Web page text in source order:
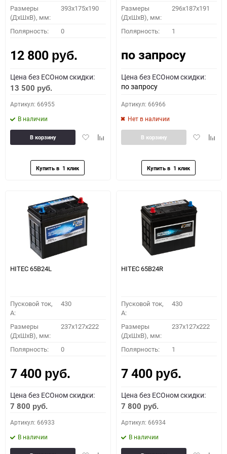
Размеры
(ДхШхВ), мм:
393x175x190
Полярность: 0
12 800 руб.
Цена без ECOном скидки:
13 500 руб.
Артикул: 66955
В наличии
ДобавитьДобавить
В корзину
Размеры
(ДхШхВ), мм:
296х187х191
Полярность: 1
по запросу
Цена без ECOном скидки:
по запросу
Артикул: 66966
Нет в наличии
Добавить
В корзину
HITEC 65B24L
Пусковой ток,
A:
430
Размеры
(ДхШхВ), мм:
237x127x222
Полярность: 0
7 400 руб.
Цена без ECOном скидки:
7 800 руб.
Артикул: 66933
В наличии
HITEC 65B24R
Пусковой ток,
A:
430
Размеры
(ДхШхВ), мм:
237x127x222
Полярность: 1
7 400 руб.
Цена без ECOном скидки:
7 800 руб.
Артикул: 66934
В наличии